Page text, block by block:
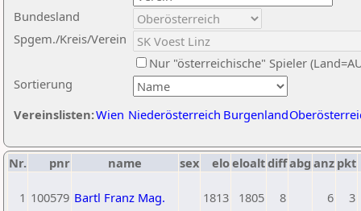
Sortierung
Bundesland
Spgem./Kreis/Verein
Nur "österreichische" Spieler
Vereinslisten:Wien Niederösterreich Burgenland
Nr. pnr name sex eloeloaltdiffabg anz pkt
1 100579 Bartl Franz Mag. 1813 1805 8 6 3